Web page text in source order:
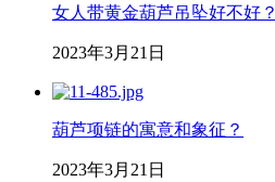
女人带黄金葫芦吊坠好不好？
2023年3月21日
葫芦项链的寓意和象征？
2023年3月21日